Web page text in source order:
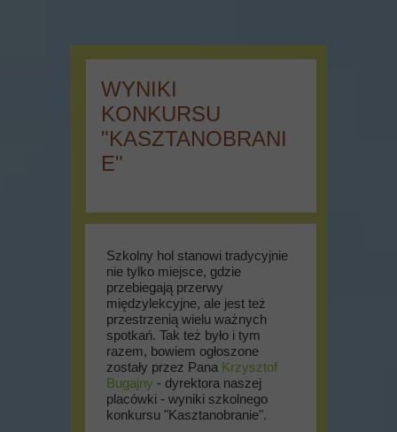
Szkolny hol stanowi tradycyjnie
nie tylko miejsce, gdzie
przebiegają przerwy
międzylekcyjne, ale jest też
przestrzenią wielu ważnych
spotkań. Tak też było i tym
razem, bowiem ogłoszone
zostały przez Pana Krzysztof
Bugajny - dyrektora naszej
placówki - wyniki szkolnego
konkursu "Kasztanobranie".
WYNIKI
KONKURSU
"KASZTANOBRANI
E"